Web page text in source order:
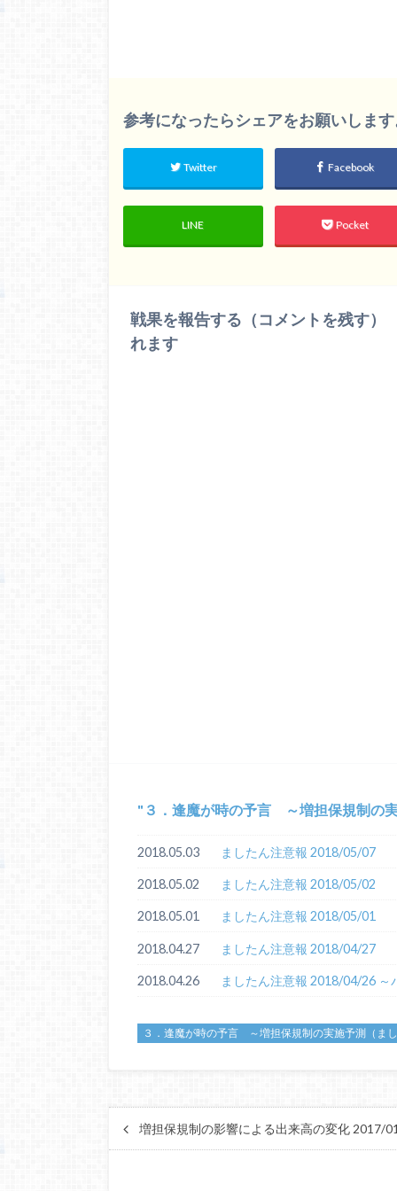
参考になったらシェアをお願いします
Twitter Facebook
LINE Pocket
戦果を報告する（コメントを残す
れます
３．逢魔が時の予言 ～増担保規制の
2018.05.03 ましたん注意報 2018/05/07
2018.05.02 ましたん注意報 2018/05/02
2018.05.01 ましたん注意報 2018/05/01
2018.04.27 ましたん注意報 2018/04/27
2018.04.26 ましたん注意報 2018/04/26 ～
３．逢魔が時の予言 ～増担保規制の実施予測（ま
増担保規制の影響による出来高の変化 2017/